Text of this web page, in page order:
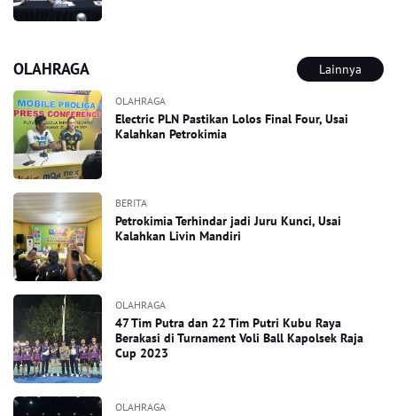
OLAHRAGA Lainnya
OLAHRAGA
Electric PLN Pastikan Lolos Final Four, Usai
Kalahkan Petrokimia
BERITA
Petrokimia Terhindar jadi Juru Kunci, Usai
Kalahkan Livin Mandiri
OLAHRAGA
47 Tim Putra dan 22 Tim Putri Kubu Raya
Berakasi di Turnament Voli Ball Kapolsek Raja
Cup 2023
OLAHRAGA